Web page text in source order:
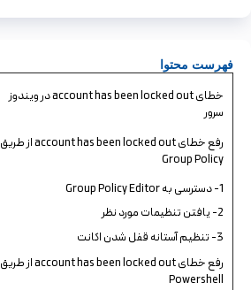
فهرست محتوا
خطای account has been locked out در ویندوز
سرور
رفع خطای account has been locked out از طریق
Group Policy
1- دسترسی به Group Policy Editor
2- یافتن تنظیمات مورد نظر
3- تنظیم آستانه قفل شدن اکانت
رفع خطای account has been locked out از طریق
Powershell